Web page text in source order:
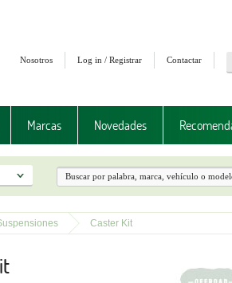
Contactar
Log in / Registrar
Nosotros
Marcas Novedades
Caster Kit